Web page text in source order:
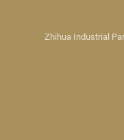
Zhihua Industrial